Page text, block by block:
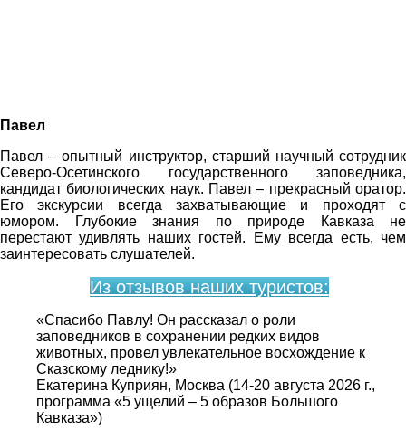
Павел
Павел – опытный инструктор, старший научный сотрудник
Северо-Осетинского государственного заповедника,
кандидат биологических наук. Павел – прекрасный оратор.
Его экскурсии всегда захватывающие и проходят с
юмором. Глубокие знания по природе Кавказа не
перестают удивлять наших гостей. Ему всегда есть, чем
заинтересовать слушателей.
Из отзывов наших туристов:
«Спасибо Павлу! Он рассказал о роли
заповедников в сохранении редких видов
животных, провел увлекательное восхождение к
Сказскому леднику!»
Екатерина Куприян, Москва (14-20 августа 2026 г.,
программа «5 ущелий – 5 образов Большого
Кавказа»)